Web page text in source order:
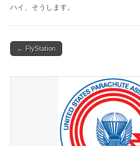
ハイ、そうします。
Post← FlyStation